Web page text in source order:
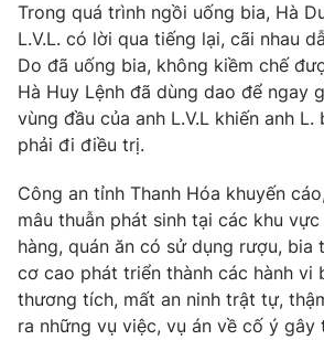
Thị trường 24h Tấm
VTV4 Vươn
VTV8
Liên hệ tòa soạn English
Trong quá trình ngồi uống bia, Hà
L.V.L. có lời qua tiếng lại, cãi nhau
Do đã uống bia, không kiềm chế
Hà Huy Lệnh đã dùng dao để ngay
vùng đầu của anh L.V.L khiến anh
phải đi điều trị.
Công an tỉnh Thanh Hóa khuyến
mâu thuẫn phát sinh tại các khu
hàng, quán ăn có sử dụng rượu, bia
cơ cao phát triển thành các hành vi
thương tích, mất an ninh trật tự,
ra những vụ việc, vụ án về cố ý